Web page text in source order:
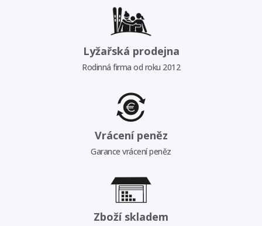
Lyžařská prodejna
Rodinná firma od roku 2012
Vrácení peněz
Garance vrácení peněz
Zboží skladem